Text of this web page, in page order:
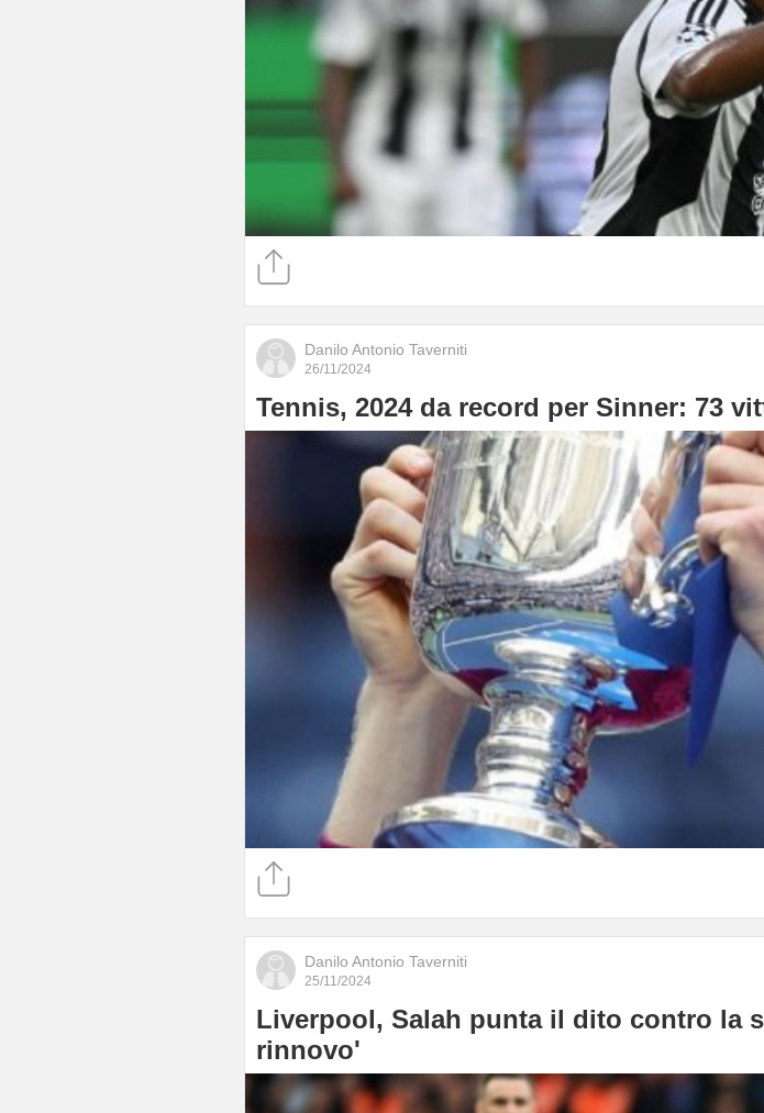
Danilo Antonio Taverniti
26/11/2024
Tennis, 2024 da record per Sinner: 73
Danilo Antonio Taverniti
25/11/2024
Liverpool, Salah punta il dito contro la
rinnovo'